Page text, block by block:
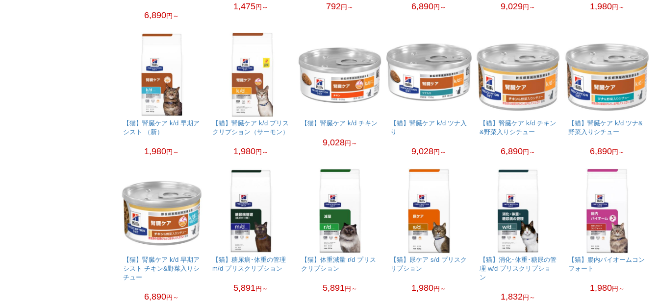
6,890円～
1,475円～ 792円～ 6,890円～ 9,029円～ 1,980円～
【猫】腎臓ケア k/d 早期ア
シスト （新）
1,980円～
【猫】腎臓ケア k/d プリス
クリプション（サーモン）
1,980円～
【猫】腎臓ケア k/d チキン
9,028円～
【猫】腎臓ケア k/d ツナ入
り
9,028円～
【猫】腎臓ケア k/d チキン
&野菜入りシチュー
6,890円～
【猫】腎臓ケア k/d ツナ&
野菜入りシチュー
6,890円～
【猫】腎臓ケア k/d 早期ア
シスト チキン&野菜入りシ
チュー
6,890円～
【猫】糖尿病･体重の管理
m/d プリスクリプション
5,891 円～
【猫】体重減量 r/d プリス
クリプション
5,891 円～
【猫】尿ケア s/d プリスク
リプション
1,980円～
【猫】消化･体重･糖尿の管
理 w/d プリスクリプショ
ン
1,832 円～
【猫】腸内バイオームコン
フォート
1,980円～